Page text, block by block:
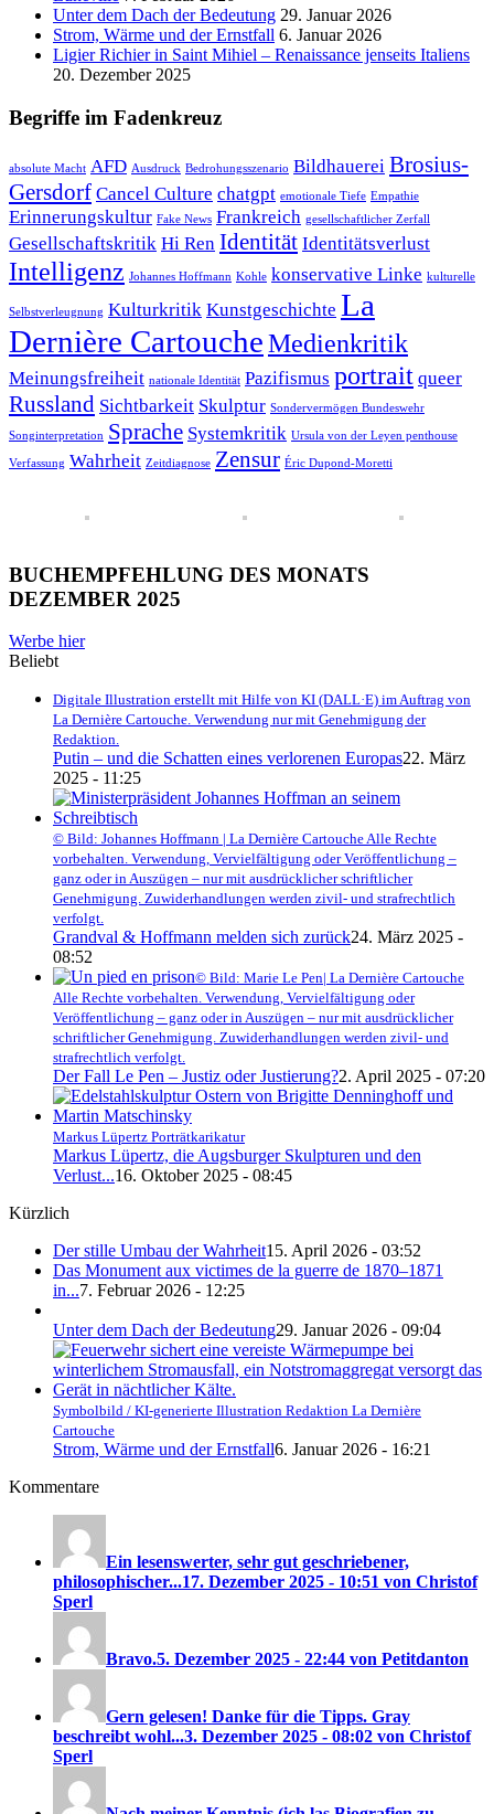
Unter dem Dach der Bedeutung 29. Januar 2026
Strom, Wärme und der Ernstfall 6. Januar 2026
Ligier Richier in Saint Mihiel – Renaissance jenseits Italiens
20. Dezember 2025
Begriffe im Fadenkreuz
absolute Macht AFD Ausdruck Bedrohungsszenario Bildhauerei Brosius-
Gersdorf Cancel Culture chatgpt emotionale Tiefe Empathie
Erinnerungskultur Fake News Frankreich gesellschaftlicher Zerfall
Gesellschaftskritik Hi Ren Identität Identitätsverlust
Intelligenz Johannes Hoffmann Kohle konservative Linke kulturelle
Selbstverleugnung Kulturkritik Kunstgeschichte La
Dernière CartoucheMedienkritik
Meinungsfreiheit nationale Identität Pazifismus portrait queer
Russland Sichtbarkeit Skulptur Sondervermögen Bundeswehr
Songinterpretation Sprache Systemkritik Ursula von der Leyen penthouse
Verfassung Wahrheit Zeitdiagnose Zensur Éric Dupond-Moretti
BUCHEMPFEHLUNG DES MONATS
DEZEMBER 2025
Werbe hier
Beliebt
Digitale Illustration erstellt mit Hilfe von KI (DALL·E) im Auftrag von
La Dernière Cartouche. Verwendung nur mit Genehmigung der
Redaktion.
Putin – und die Schatten eines verlorenen Europas22. März
2025 - 11:25
© Bild: Johannes Hoffmann | La Dernière Cartouche Alle Rechte
vorbehalten. Verwendung, Vervielfältigung oder Veröffentlichung –
ganz oder in Auszügen – nur mit ausdrücklicher schriftlicher
Genehmigung. Zuwiderhandlungen werden zivil- und strafrechtlich
verfolgt.
Grandval & Hoffmann melden sich zurück24. März 2025 -
08:52
© Bild: Marie Le Pen| La Dernière Cartouche
Alle Rechte vorbehalten. Verwendung, Vervielfältigung oder
Veröffentlichung – ganz oder in Auszügen – nur mit ausdrücklicher
schriftlicher Genehmigung. Zuwiderhandlungen werden zivil- und
strafrechtlich verfolgt.
Der Fall Le Pen – Justiz oder Justierung?2. April 2025 - 07:20
Markus Lüpertz Porträtkarikatur
Markus Lüpertz, die Augsburger Skulpturen und den
Verlust...16. Oktober 2025 - 08:45
Kürzlich
Der stille Umbau der Wahrheit15. April 2026 - 03:52
Das Monument aux victimes de la guerre de 1870–1871
in...7. Februar 2026 - 12:25
Unter dem Dach der Bedeutung29. Januar 2026 - 09:04
Symbolbild / KI-generierte Illustration Redaktion La Dernière
Cartouche
Strom, Wärme und der Ernstfall6. Januar 2026 - 16:21
Kommentare
Ein lesenswerter, sehr gut geschriebener,
philosophischer...17. Dezember 2025 - 10:51 von Christof
Sperl
Bravo.5. Dezember 2025 - 22:44 von Petitdanton
Gern gelesen! Danke für die Tipps. Gray
beschreibt wohl...3. Dezember 2025 - 08:02 von Christof
Sperl